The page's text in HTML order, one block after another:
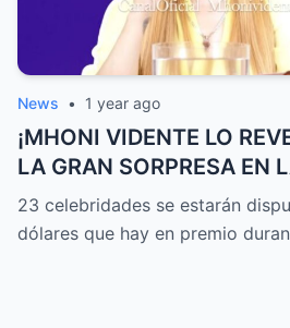
News • 1 year ago
¡MHONI VIDENTE LO
LA GRAN SORPRESA EN
FAMOSOS ALL-STARS
23 celebridades se estarán
dólares que hay en premio